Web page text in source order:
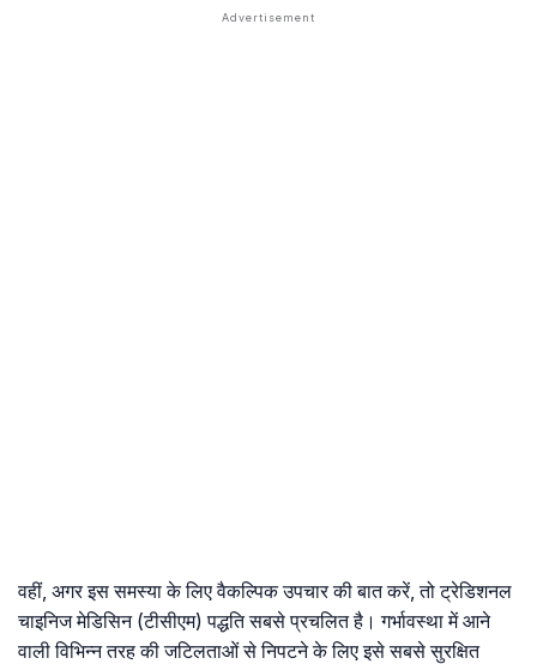
वहीं, अगर इस समस्या के लिए वैकल्पिक उपचार की बात करें, तो ट्रेडिशनल
चाइनिज मेडिसिन (टीसीएम) पद्धति सबसे प्रचलित है। गर्भावस्था में आने
वाली विभिन्न तरह की जटिलताओं से निपटने के लिए इसे सबसे सुरक्षित